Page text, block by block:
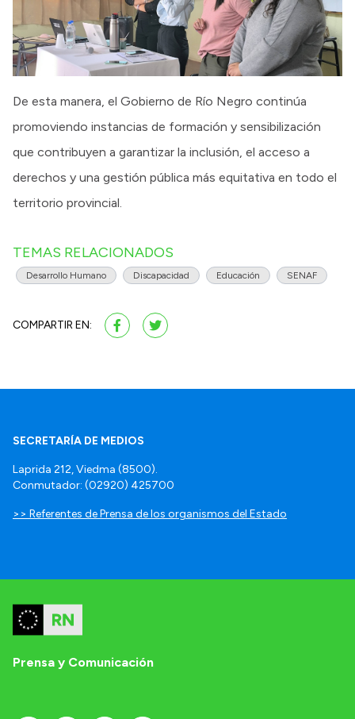
De esta manera, el Gobierno de Río Negro continúa
promoviendo instancias de formación y sensibilización
que contribuyen a garantizar la inclusión, el acceso a
derechos y una gestión pública más equitativa en todo el
territorio provincial.
TEMAS RELACIONADOS
Desarrollo Humano Discapacidad Educación SENAF
COMPARTIR EN:
SECRETARÍA DE MEDIOS
Laprida 212, Viedma (8500).
Conmutador: (02920) 425700
>> Referentes de Prensa de los organismos del Estado
Prensa y Comunicación